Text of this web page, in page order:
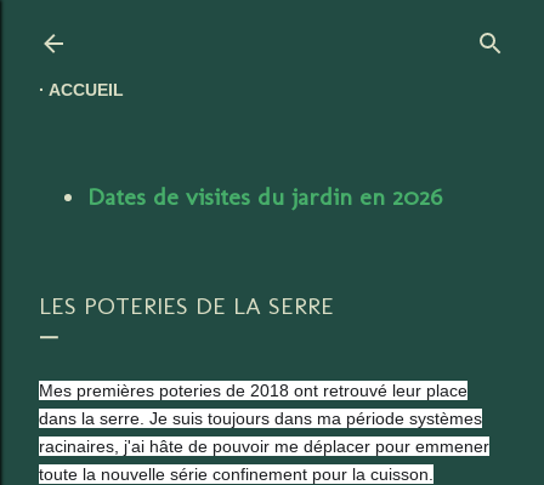
ACCUEIL
Dates de visites du jardin en 2026
LES POTERIES DE LA SERRE
Mes premières poteries de 2018 ont retrouvé leur place
dans la serre. Je suis toujours dans ma période systèmes
racinaires, j'ai hâte de pouvoir me déplacer pour emmener
toute la nouvelle série confinement pour la cuisson.